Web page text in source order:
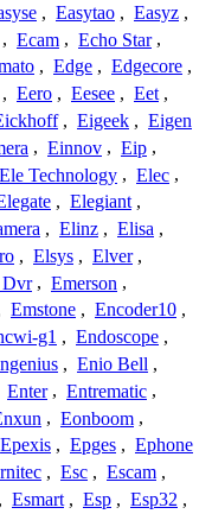
, Easytao , Easyz ,
, Ecam , Echo Star ,
, Edge , Edgecore ,
, Eero , Eesee , Eet ,
, Eigeek , Eigen
, Einnov , Eip ,
Ele Technology , Elec ,
, Elegiant ,
, Elinz , Elisa ,
, Elsys , Elver ,
Dvr , Emerson ,
Emstone , Encoder10 ,
g1 , Endoscope ,
, Enio Bell ,
Enter , Entrematic ,
, Eonboom ,
Epexis , Epges , Ephone
, Esc , Escam ,
, Esmart , Esp , Esp32 ,